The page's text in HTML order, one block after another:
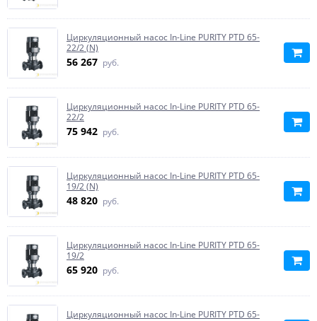
Циркуляционный насос In-Line PURITY PTD 65-
22/2 (N)
56 267 руб.
Циркуляционный насос In-Line PURITY PTD 65-
22/2
75 942 руб.
Циркуляционный насос In-Line PURITY PTD 65-
19/2 (N)
48 820 руб.
Циркуляционный насос In-Line PURITY PTD 65-
19/2
65 920 руб.
Циркуляционный насос In-Line PURITY PTD 65-